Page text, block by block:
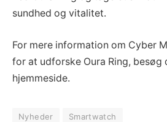
sundhed og vitalitet.
For mere information om Cyber
for at udforske Oura Ring, besøg
hjemmeside.
Nyheder Smartwatch